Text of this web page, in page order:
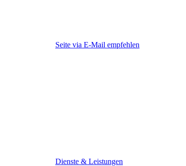
Seite via E-Mail empfehlen
Dienste & Leistungen